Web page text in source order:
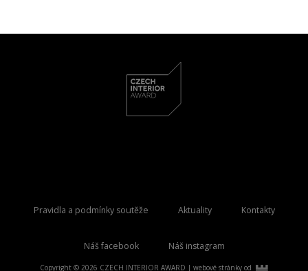
Pravidla a podmínky soutěže Aktuality Kontakty
Náš facebook Náš instagram
Copyright © 2026 CZECH INTERIOR AWARD | webové stránky od